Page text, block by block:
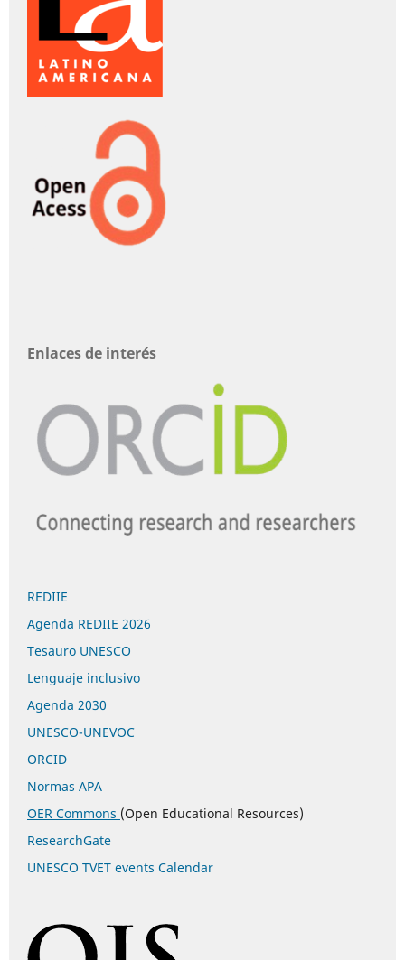
Enlaces de interés
REDIIE
Agenda REDIIE 2026
Tesauro UNESCO
Lenguaje inclusivo
Agenda 2030
UNESCO-UNEVOC
ORCID
Normas APA
OER Commons (Open Educational Resources)
ResearchGate
UNESCO TVET events Calendar